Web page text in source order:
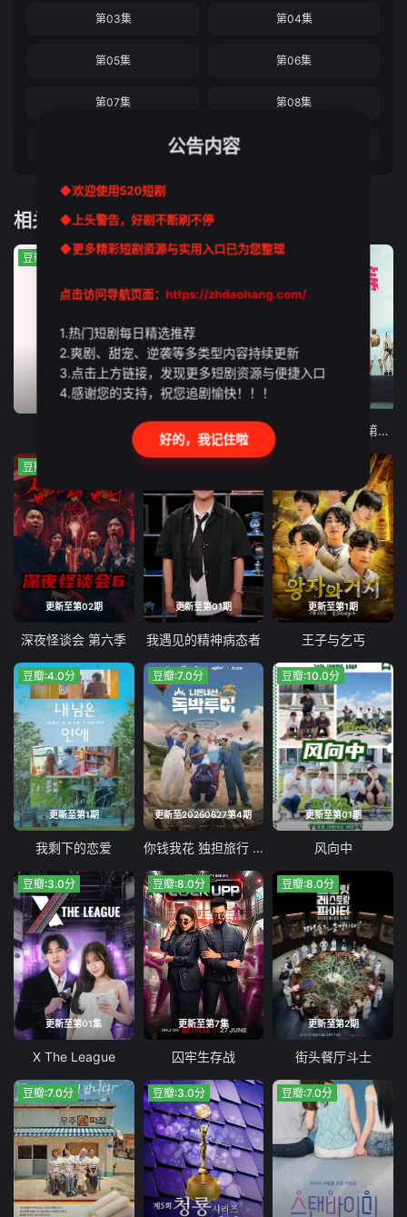
第03集 第04集
第05集 第06集
第07集 第08集
相关推荐
更新至第1期
豆瓣:10.0分
更新至第06期
豆瓣:9.0分
最优秀山
豆瓣:6.0分
不良一族寻爱记 第二季
更新至第02期
豆瓣:10.0分
深夜怪谈会 第六季
更新至第01期
豆瓣:7.0分
我遇见的精神病态者
更新至第1期
王子与乞丐
更新至第1期
豆瓣:4.0分
我剩下的恋爱
更新至20260627第4期
豆瓣:7.0分
你钱我花 独担旅行 2026
更新至第01期
豆瓣:10.0分
风向中
更新至第01集
豆瓣:3.0分
X The League
更新至第7集
豆瓣:8.0分
囚牢生存战
更新至第2期
豆瓣:8.0分
街头餐厅斗士
豆瓣:7.0分 豆瓣:3.0分 豆瓣:7.0分
公告内容
◆欢迎使用520短剧
◆上头警告，好剧不断刷不停
◆更多精彩短剧资源与实用入口已为您整理
点击访问导航页面：https://zhdaohang.com/
1.热门短剧每日精选推荐
2.爽剧、甜宠、逆袭等多类型内容持续更新
3.点击上方链接，发现更多短剧资源与便捷入口
4.感谢您的支持，祝您追剧愉快！！！
好的，我记住啦